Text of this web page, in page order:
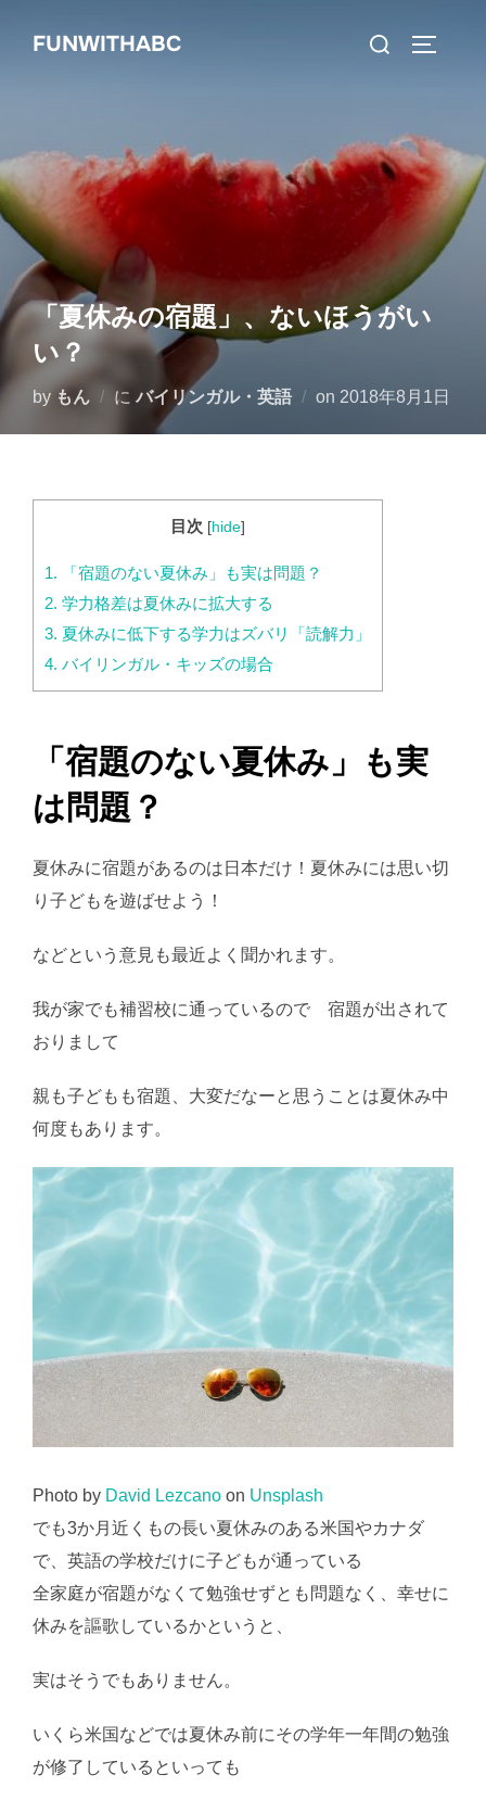
へ
ス
キ
プ
FUNWITHABC
検
「夏休みの宿題」、ないほうがい
い？
by もん に バイリンガル・英語 on 投
2018年8月1日
目次 [hide]
1. 「宿題のない夏休み」も実は問題？
2. 学力格差は夏休みに拡大する
3. 夏休みに低下する学力はズバリ「読解力」
4. バイリンガル・キッズの場合
「宿題のない夏休み」も実
は問題？
夏休みに宿題があるのは日本だけ！夏休みには思い切
り子どもを遊ばせよう！
などという意見も最近よく聞かれます。
我が家でも補習校に通っているので 宿題が出されて
おりまして
親も子どもも宿題、大変だなーと思うことは夏休み中
何度もあります。
Photo by David Lezcano on Unsplash
でも3か月近くもの長い夏休みのある米国やカナダ
で、英語の学校だけに子どもが通っている
全家庭が宿題がなくて勉強せずとも問題なく、幸せに
休みを謳歌しているかというと、
実はそうでもありません。
いくら米国などでは夏休み前にその学年一年間の勉強
が修了しているといっても